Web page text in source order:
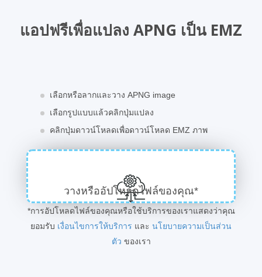
แอปฟรีเพื่อแปลง APNG เป็น EMZ
เลือกหรือลากและวาง APNG image
เลือกรูปแบบแล้วคลิกปุ่มแปลง
คลิกปุ่มดาวน์โหลดเพื่อดาวน์โหลด EMZ ภาพ
วางหรืออัปโหลดไฟล์ของคุณ*
*การอัปโหลดไฟล์ของคุณหรือใช้บริการของเราแสดงว่าคุณ
ยอมรับ เงื่อนไขการให้บริการ และ นโยบายความเป็นส่วน
ตัว ของเรา